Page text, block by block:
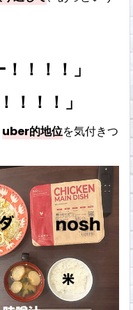
！！！」
！！！」
uber的地位を気付きつ